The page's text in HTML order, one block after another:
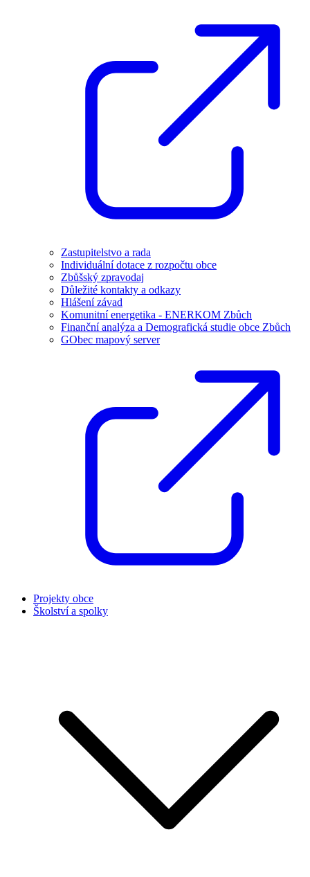
Zastupitelstvo a rada
Individuální dotace z rozpočtu obce
Zbůšský zpravodaj
Důležité kontakty a odkazy
Hlášení závad
Komunitní energetika - ENERKOM Zbůch
Finanční analýza a Demografická studie obce Zbůch
GObec mapový server
Projekty obce
Školství a spolky